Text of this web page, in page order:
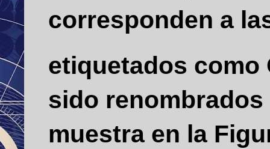
corresponden a
etiquetados como
sido renombrados
muestra en la